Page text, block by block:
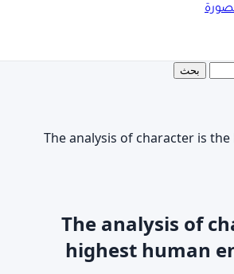
بحث
The analysis of character is
The analysis of
highest human